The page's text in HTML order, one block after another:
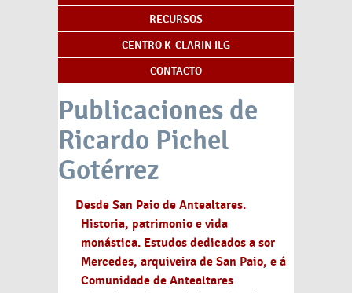
RECURSOS
CENTRO K-CLARIN ILG
CONTACTO
Publicaciones de
Ricardo Pichel
Gotérrez
Desde San Paio de Antealtares.
Historia, patrimonio e vida
monástica. Estudos dedicados a sor
Mercedes, arquiveira de San Paio, e á
Comunidade de Antealtares